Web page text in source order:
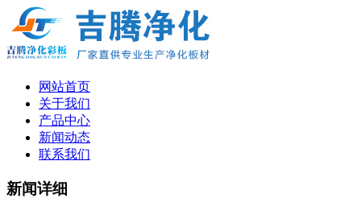
网站首页
关于我们
产品中心
新闻动态
联系我们
新闻详细